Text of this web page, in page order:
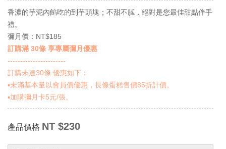
Get
E-
VIP
購
物
須
知
Notes
換
香濃的芋泥內餡吃的到芋頭塊；不甜不膩，絕對是您最佳甜點伴手
禮。
彌月價：NT$185
訂購滿 30條 享專屬彌月優惠
-----------------------
訂購未達30條 優惠如下：
▪️未滿基本量以會員價優惠，長條蛋糕售價85折計價。
▪️加購彌月卡5元/張。
產品價格 NT $230